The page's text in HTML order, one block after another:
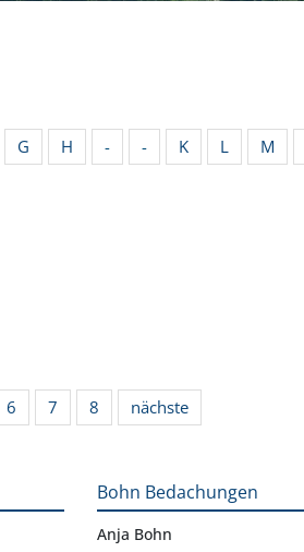
G H - - K L M
6 7 8 nächste
Bohn Bedachungen
Anja Bohn